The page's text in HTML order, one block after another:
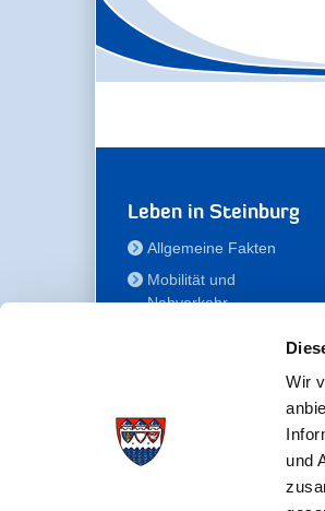
Wir
und
Leben in Steinburg
Allgemeine Fakten
Mobilität und
Nahverkehr
Gesundheit
Bildung